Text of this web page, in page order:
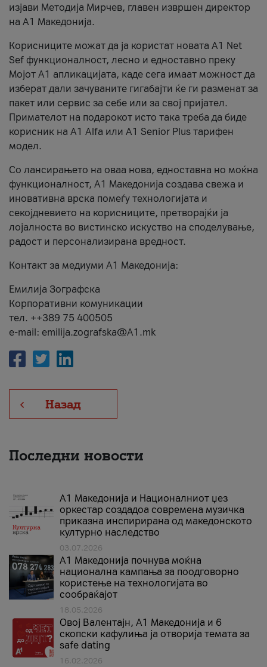
изјави Методија Мирчев, главен извршен директор
на А1 Македонија.
Корисниците можат да ја користат новата А1 Net
Sef функционалност, лесно и едноставно преку
Мојот А1 апликацијата, каде сега имаат можност да
изберат дали зачуваните гигабајти ќе ги разменат за
пакет или сервис за себе или за свој пријател.
Примателот на подарокот исто така треба да биде
корисник на А1 Alfa или A1 Senior Plus тарифен
модел.
Со лансирањето на оваа нова, едноставна но моќна
функционалност, А1 Македонија создава свежа и
иновативна врска помеѓу технологијата и
секојдневието на корисниците, претворајќи ја
лојалноста во вистинско искуство на споделување,
радост и персонализирана вредност.
Контакт за медиуми А1 Македонија:
Емилија Зографска
Корпоративни комуникации
тел. ++389 75 400505
e-mail: emilija.zografska@A1.mk
Назад
Последни новости
А1 Македонија и Националниот џез
оркестар создадоа современа музичка
приказна инспирирана од македонското
културно наследство
03.07.2026
A1 Македонија почнува моќна
национална кампања за поодговорно
користење на технологијата во
сообраќајот
18.05.2026
Овој Валентајн, A1 Македонија и 6
скопски кафулиња ја отворија темата за
safe dating
16.02.2026